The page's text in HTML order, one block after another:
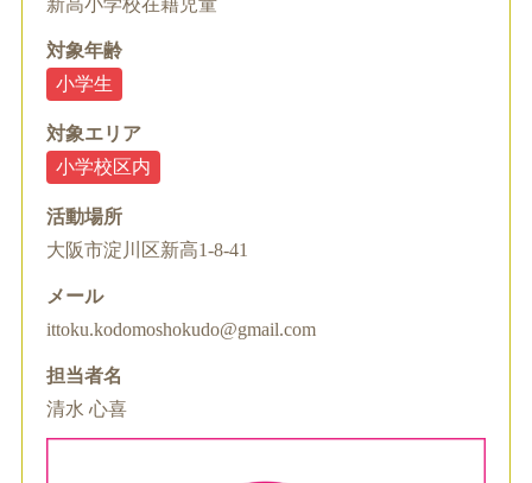
対象年齢
小学生
対象エリア
小学校区内
活動場所
大阪市淀川区新高1-8-41
メール
ittoku.kodomoshokudo@gmail.com
担当者名
清水 心喜